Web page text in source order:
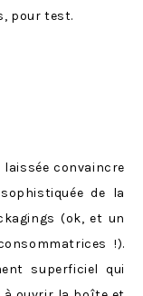
pour test.
convaincre
de la
(ok, et un
!).
superficiel qui